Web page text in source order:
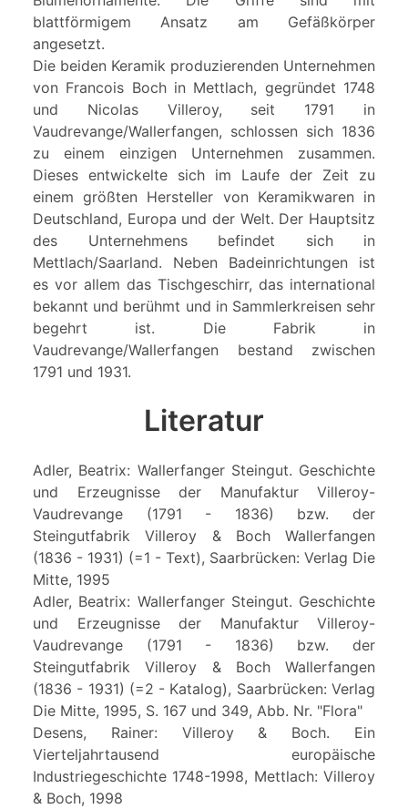
blattförmigem Ansatz am Gefäßkörper
angesetzt.
Die beiden Keramik produzierenden Unternehmen
von Francois Boch in Mettlach, gegründet 1748
und Nicolas Villeroy, seit 1791 in
Vaudrevange/Wallerfangen, schlossen sich 1836
zu einem einzigen Unternehmen zusammen.
Dieses entwickelte sich im Laufe der Zeit zu
einem größten Hersteller von Keramikwaren in
Deutschland, Europa und der Welt. Der Hauptsitz
des Unternehmens befindet sich in
Mettlach/Saarland. Neben Badeinrichtungen ist
es vor allem das Tischgeschirr, das international
bekannt und berühmt und in Sammlerkreisen sehr
begehrt ist. Die Fabrik in
Vaudrevange/Wallerfangen bestand zwischen
1791 und 1931.
Literatur
Adler, Beatrix: Wallerfanger Steingut. Geschichte
und Erzeugnisse der Manufaktur Villeroy-
Vaudrevange (1791 - 1836) bzw. der
Steingutfabrik Villeroy & Boch Wallerfangen
(1836 - 1931) (=1 - Text), Saarbrücken: Verlag Die
Mitte, 1995
Adler, Beatrix: Wallerfanger Steingut. Geschichte
und Erzeugnisse der Manufaktur Villeroy-
Vaudrevange (1791 - 1836) bzw. der
Steingutfabrik Villeroy & Boch Wallerfangen
(1836 - 1931) (=2 - Katalog), Saarbrücken: Verlag
Die Mitte, 1995, S. 167 und 349, Abb. Nr. "Flora"
Desens, Rainer: Villeroy & Boch. Ein
Vierteljahrtausend europäische
Industriegeschichte 1748-1998, Mettlach: Villeroy
& Boch, 1998